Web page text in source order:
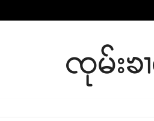
ၸုမ်းၶ